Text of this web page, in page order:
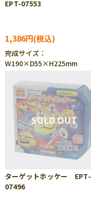
EPT-07553
1,386円
完成サイズ：
W190×D55×H225mm
ターゲットホッケー EPT-
07496